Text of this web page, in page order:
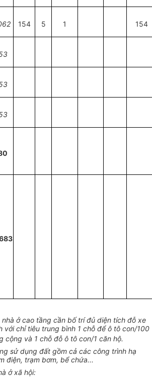
154 5 1 154
ở cao tầng cần bố trí đủ diện tích đỗ xe
với chỉ tiêu trung bình 1 chỗ để ô tô con/100
cộng và 1 chỗ đỗ ô tô con/1 căn hộ.
sử dụng đất gồm cả các công trình hạ
điện, trạm bơm, bể chứa...
ở xã hội: